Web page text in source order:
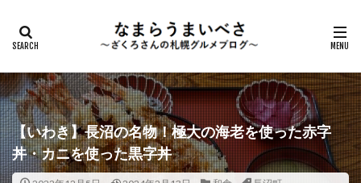
【いわき】長沼の名物！極大の海老を使った赤字
丼・カニを使った黒字丼